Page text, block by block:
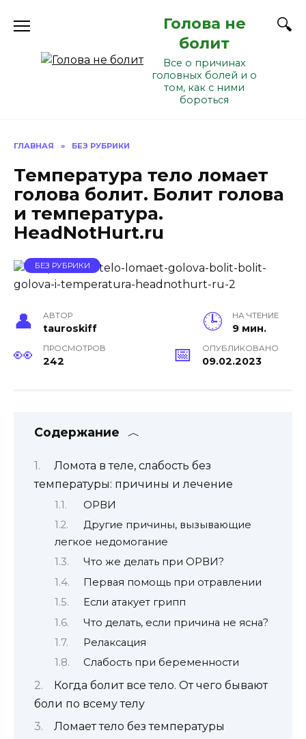
Голова не
болит
Все о причинах
головных болей и о
том, как с ними
бороться
ГЛАВНАЯ » БЕЗ РУБРИКИ
Температура тело ломает
голова болит. Болит голова
и температура.
HeadNotHurt.ru
БЕЗ РУБРИКИ
АВТОР
tauroskiff
НА ЧТЕНИЕ
9 мин.
ПРОСМОТРОВ
242
ОПУБЛИКОВАНО
09.02.2023
Содержание
Ломота в теле, слабость без
температуры: причины и лечение
ОРВИ
Другие причины, вызывающие
легкое недомогание
Что же делать при ОРВИ?
Первая помощь при отравлении
Если атакует грипп
Что делать, если причина не ясна?
Релаксация
Слабость при беременности
Когда болит все тело. От чего бывают
боли по всему телу
Ломает тело без температуры